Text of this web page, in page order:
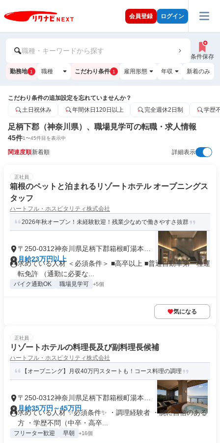
会員登録 ログイン
職種・キーワードから探す
条件保存
勤務地 1 職種 こだわり条件 1 雇用形態 年収 新着のみ
こだわり条件の追加設定を忘れていませんか？
土日祝休み
年間休日120日以上 完全週休2日制 学歴
足柄下郡（神奈川県）、職場見学可の転職・求人情報
45件1〜45件目を表示中
関連度順新着順 詳細表示
正社員
箱根のペットと泊まれるリゾートホテル オープニングス
タッフ
ハートフル・ホスピタリティ株式会社
2026年秋オープン！未経験歓迎！残業少なめで働きやすさ抜群
〒250-0312神奈川県足柄下郡箱根町湯本茶
屋
月給23万円以上
求めている人材 ＜必須条件＞ ■高卒以上 ■普通自動車第一種運
転免許 （通勤に必要な...
バイク通勤OK 職場見学可 +5個
気になる
正社員
リゾートホテルの料理長及び副料理長候補
ハートフル・ホスピタリティ株式会社
【オープニング】月収40万円スタートも！コース料理の調理
〒250-0312神奈川県足柄下郡箱根町湯本茶
屋
月給35万円～45万円
求めている人材 ✨必須条件✨ ・調理経験者 ・腕に自信のある
方 ・学歴不問（中卒・高卒...
フリーター歓迎 早朝 +16個